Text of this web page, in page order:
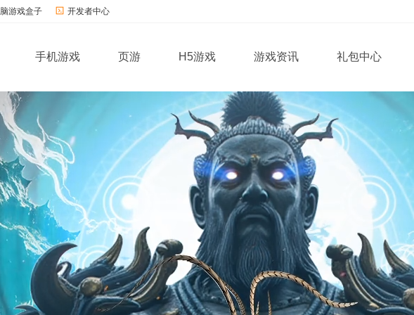
游戏盒子 开发者中心
手机游戏 页游 H5游戏 游戏资讯 礼包中心